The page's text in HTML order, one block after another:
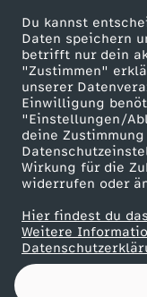
Du kannst
Daten speichern
betrifft nur dein
"Zustimmen"
unserer
Einwilligung
"Einstellungen/
deine
Wirkung für die
widerrufen oder
Hier findest du
Weitere
ZDF goes Schule
Werbefernsehen
Mainzelmännchen
Partner